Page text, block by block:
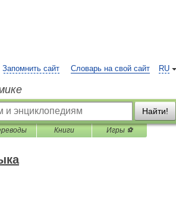
RU
Запомнить сайт Словарь на свой сайт
Найти!
Книги Игры ⚽